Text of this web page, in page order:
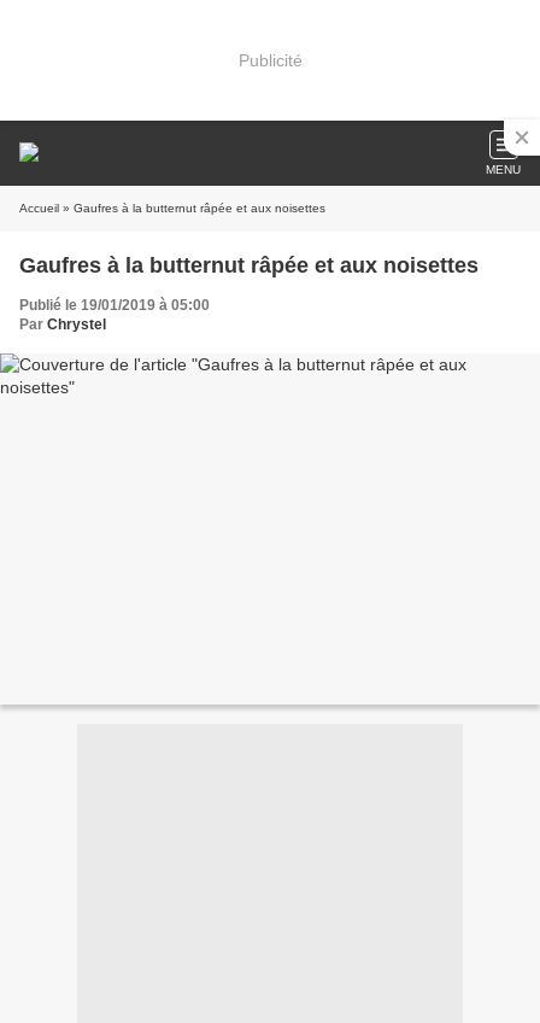
Publicité
MENU
Accueil » Gaufres à la butternut râpée et aux noisettes
Gaufres à la butternut râpée et aux noisettes
Publié le 19/01/2019 à 05:00
Par Chrystel